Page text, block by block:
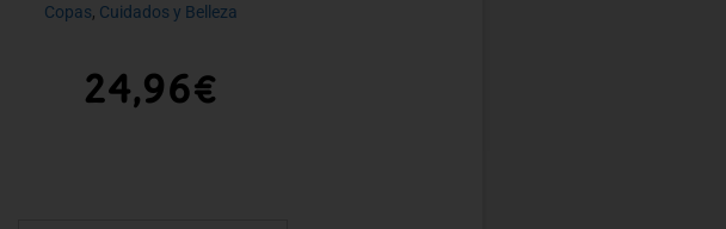
Copas, Cuidados y Belleza
24,96€